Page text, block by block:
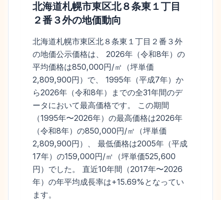
北海道札幌市東区北８条東１丁目
２番３外の地価動向
北海道札幌市東区北８条東１丁目２番３外
の地価公示価格は、 2026年（令和8年）の
平均価格は850,000円/㎡（坪単価
2,809,900円）で、 1995年（平成7年）か
ら2026年（令和8年）までの全31年間のデ
ータにおいて最高価格です。 この期間
（1995年〜2026年）の最高価格は2026年
（令和8年）の850,000円/㎡（坪単価
2,809,900円）、 最低価格は2005年（平成
17年）の159,000円/㎡（坪単価525,600
円）でした。 直近10年間（2017年〜2026
年）の年平均成長率は+15.69%となってい
ます。